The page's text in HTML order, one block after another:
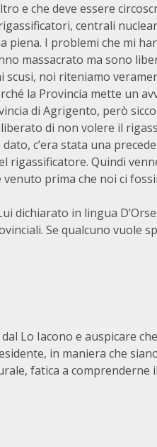
e che deve essere
centrali
piena. I problemi che mi
massacrato ma sono
scusi, noi riteniamo
la Provincia mette un
di Agrigento, però
di non volere il
c’era stata una
rigassificatore. Quindi
prima che noi ci
dichiarato in lingua
Se qualcuno vuole
Lo Iacono e auspicare
in maniera che
fatica a comprenderne